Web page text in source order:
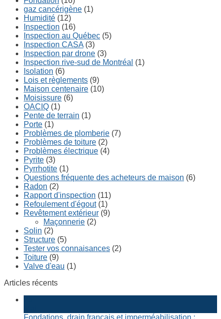
gaz cancérigène (1)
Humidité (12)
Inspection (16)
Inspection au Québec (5)
Inspection CASA (3)
Inspection par drone (3)
Inspection rive-sud de Montréal (1)
Isolation (6)
Lois et règlements (9)
Maison centenaire (10)
Moisissure (6)
OACIQ (1)
Pente de terrain (1)
Porte (1)
Problèmes de plomberie (7)
Problèmes de toiture (2)
Problèmes électrique (4)
Pyrite (3)
Pyrrhotite (1)
Questions fréquente des acheteurs de maison (6)
Radon (2)
Rapport d'inspection (11)
Refoulement d'égout(1)
Revêtement extérieur (9)
Maçonnerie (2)
Solin (2)
Structure (5)
Tester vos connaisances (2)
Toiture (9)
Valve d'eau (1)
Articles récents
Fondations, drain français et imperméabilisation :